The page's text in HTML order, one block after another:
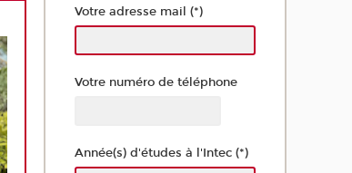
Votre adresse mail (*)
Votre numéro de téléphone
Année(s) d'études à l'Intec (*)